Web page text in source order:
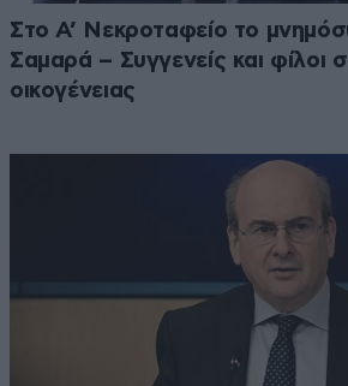
Στο Α’ Νεκροταφείο το
Σαμαρά – Συγγενείς και φίλοι
οικογένειας